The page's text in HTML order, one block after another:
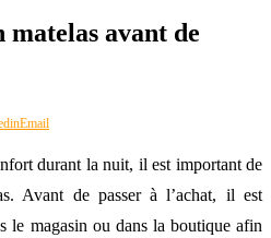
matelas avant de
Email
durant la nuit, il est important de
Avant de passer à l’achat, il est
le magasin ou dans la boutique afin